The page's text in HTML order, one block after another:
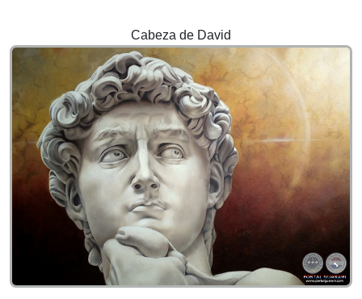
Cabeza de David